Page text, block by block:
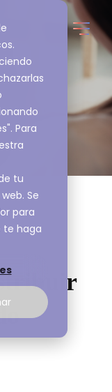
Para
tu
Se
para
te haga